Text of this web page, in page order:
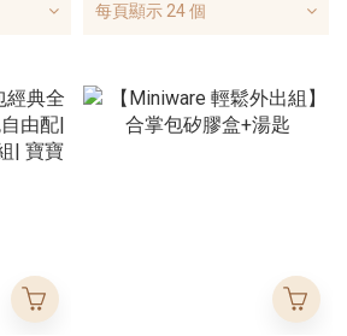
每頁顯示 24 個